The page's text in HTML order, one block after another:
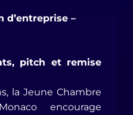
d’entreprise –
pitch et remise
la Jeune Chambre
encourage